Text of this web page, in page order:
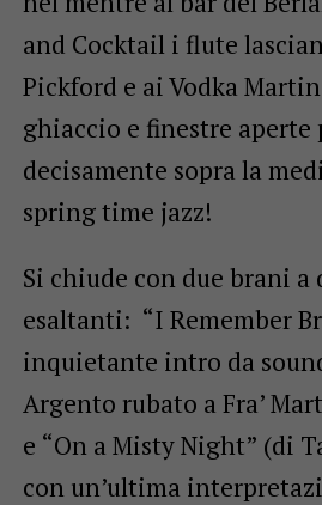
and Cocktail i flute
Pickford e ai Vodka
ghiaccio e finestre aperte
decisamente sopra la
spring time jazz!
Si chiude con due brani a
esaltanti: “I Remember
inquietante intro da
Argento rubato a Fra’
e “On a Misty Night” (di
con un’ultima